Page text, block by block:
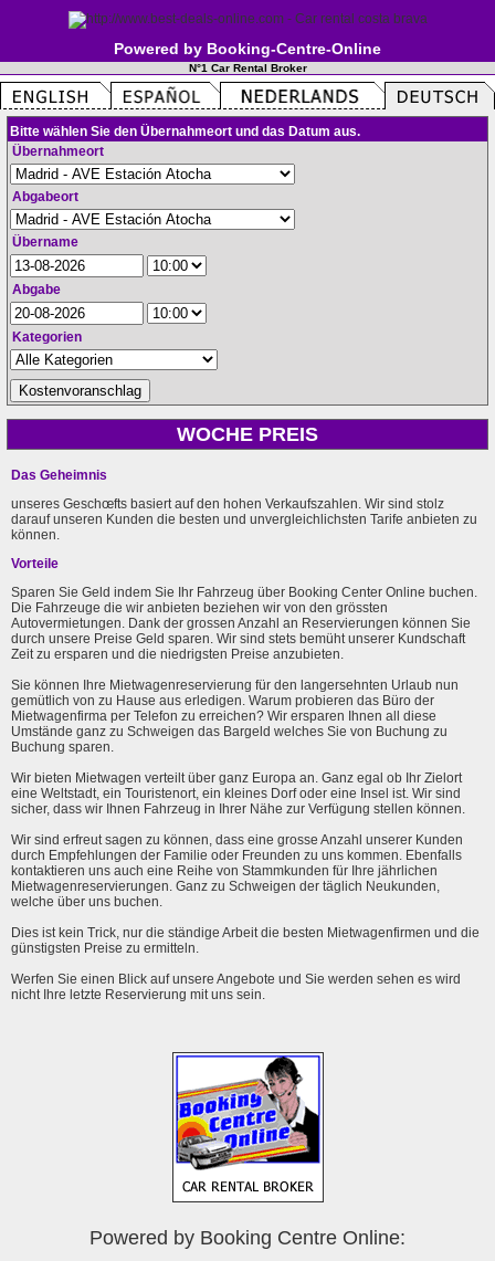
Powered by Booking-Centre-Online
N°1 Car Rental Broker
Bitte wählen Sie den Übernahmeort und das Datum aus.
Übernahmeort
Abgabeort
Übername
Abgabe
Kategorien
WOCHE PREIS
Das Geheimnis
unseres Geschœfts basiert auf den hohen Verkaufszahlen. Wir sind stolz
darauf unseren Kunden die besten und unvergleichlichsten Tarife anbieten zu
können.
Vorteile
Sparen Sie Geld indem Sie Ihr Fahrzeug über Booking Center Online buchen.
Die Fahrzeuge die wir anbieten beziehen wir von den grössten
Autovermietungen. Dank der grossen Anzahl an Reservierungen können Sie
durch unsere Preise Geld sparen. Wir sind stets bemüht unserer Kundschaft
Zeit zu ersparen und die niedrigsten Preise anzubieten.
Sie können Ihre Mietwagenreservierung für den langersehnten Urlaub nun
gemütlich von zu Hause aus erledigen. Warum probieren das Büro der
Mietwagenfirma per Telefon zu erreichen? Wir ersparen Ihnen all diese
Umstände ganz zu Schweigen das Bargeld welches Sie von Buchung zu
Buchung sparen.
Wir bieten Mietwagen verteilt über ganz Europa an. Ganz egal ob Ihr Zielort
eine Weltstadt, ein Touristenort, ein kleines Dorf oder eine Insel ist. Wir sind
sicher, dass wir Ihnen Fahrzeug in Ihrer Nähe zur Verfügung stellen können.
Wir sind erfreut sagen zu können, dass eine grosse Anzahl unserer Kunden
durch Empfehlungen der Familie oder Freunden zu uns kommen. Ebenfalls
kontaktieren uns auch eine Reihe von Stammkunden für Ihre jährlichen
Mietwagenreservierungen. Ganz zu Schweigen der täglich Neukunden,
welche über uns buchen.
Dies ist kein Trick, nur die ständige Arbeit die besten Mietwagenfirmen und die
günstigsten Preise zu ermitteln.
Werfen Sie einen Blick auf unsere Angebote und Sie werden sehen es wird
nicht Ihre letzte Reservierung mit uns sein.
Powered by Booking Centre Online: